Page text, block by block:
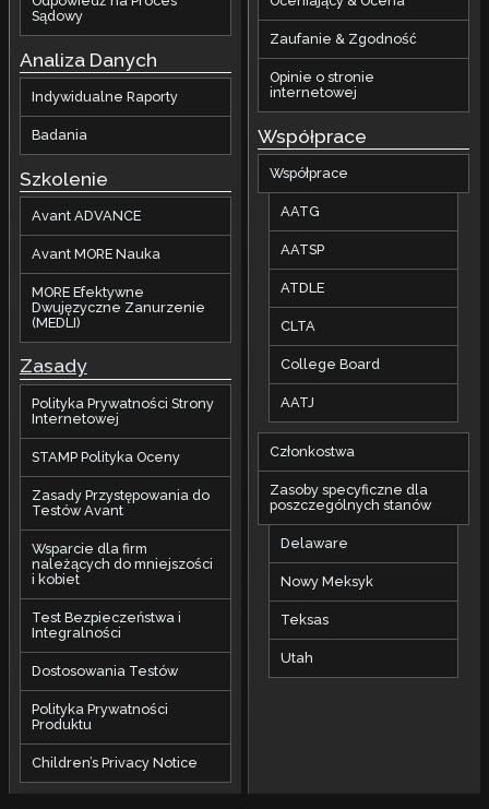
Sądowy
Analiza Danych
Indywidualne Raporty
Badania
Szkolenie
Avant ADVANCE
Avant MORE Nauka
MORE Efektywne
Dwujęzyczne Zanurzenie
(MEDLI)
Zasady
Polityka Prywatności Strony
Internetowej
STAMP Polityka Oceny
Zasady Przystępowania do
Testów Avant
Wsparcie dla firm
należących do mniejszości
i kobiet
Test Bezpieczeństwa i
Integralności
Dostosowania Testów
Polityka Prywatności
Produktu
Children’s Privacy Notice
Zaufanie & Zgodność
Opinie o stronie
internetowej
Współprace
Współprace
AATG
AATSP
ATDLE
CLTA
College Board
AATJ
Członkostwa
Zasoby specyficzne dla
poszczególnych stanów
Delaware
Nowy Meksyk
Teksas
Utah